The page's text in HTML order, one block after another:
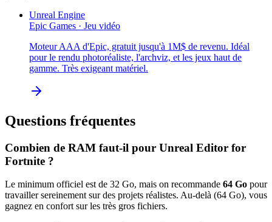
Unreal Engine
Epic Games · Jeu vidéo
Moteur AAA d'Epic, gratuit jusqu'à 1M$ de revenu. Idéal
pour le rendu photoréaliste, l'archviz, et les jeux haut de
gamme. Très exigeant matériel.
Questions fréquentes
Combien de RAM faut-il pour Unreal Editor for
Fortnite ?
Le minimum officiel est de 32 Go, mais on recommande 64 Go pour
travailler sereinement sur des projets réalistes. Au-delà (64 Go), vous
gagnez en confort sur les très gros fichiers.